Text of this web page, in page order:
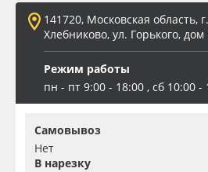
Баннер
Заготовки для сувениров
141720, Московская область,
Хлебниково, ул. Горького,
Режим работы
пн - пт 9:00 - 18:00 , сб 10:00 -
Самовывоз
Нет
В нарезку